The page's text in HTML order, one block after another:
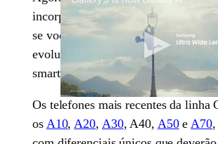
incorporada na linha Galaxy A, isso
se você tem um aparelho da linha J, a
evolução natural deverá ocorrer ao
smartphone mais atual da linha A.
Os telefones mais recentes da linha
os A10, A20, A30, A40, A50e A70,